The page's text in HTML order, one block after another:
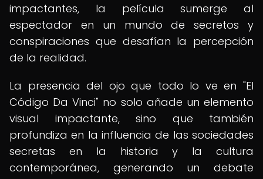
impactantes, la película sumerge al
espectador en un mundo de secretos y
conspiraciones que desafían la percepción
de la realidad.
La presencia del ojo que todo lo ve en "El
Código Da Vinci" no solo añade un elemento
visual impactante, sino que también
profundiza en la influencia de las sociedades
secretas en la historia y la cultura
contemporánea, generando un debate